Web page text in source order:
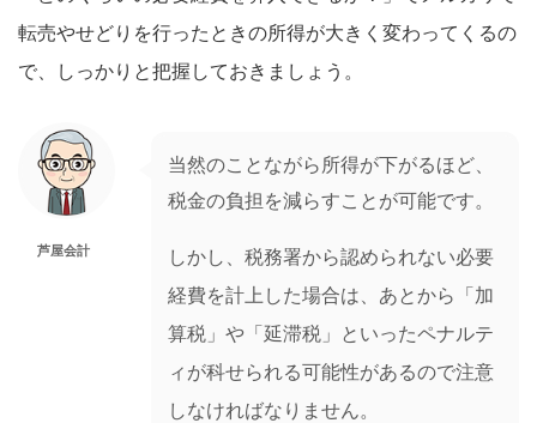
転売やせどりを行ったときの所得が大きく変わってくるの
で、しっかりと把握しておきましょう。
芦屋会計
当然のことながら所得が下がるほど、
税金の負担を減らすことが可能です。
しかし、税務署から認められない必要
経費を計上した場合は、あとから「加
算税」や「延滞税」といったペナルテ
ィが科せられる可能性があるので注意
しなければなりません。